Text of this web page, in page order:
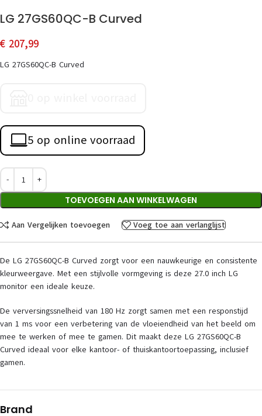
LG 27GS60QC-B Curved
€ 207,99
LG 27GS60QC-B Curved
5 op online voorraad
TOEVOEGEN AAN WINKELWAGEN
Aan Vergelijken toevoegen Voeg toe aan verlanglijst
De LG 27GS60QC-B Curved zorgt voor een nauwkeurige en consistente
kleurweergave. Met een stijlvolle vormgeving is deze 27.0 inch LG
monitor een ideale keuze.
De verversingssnelheid van 180 Hz zorgt samen met een responstijd
van 1 ms voor een verbetering van de vloeiendheid van het beeld om
mee te werken of mee te gamen. Dit maakt deze LG 27GS60QC-B
Curved ideaal voor elke kantoor- of thuiskantoortoepassing, inclusief
gamen.
Brand